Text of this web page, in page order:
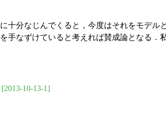
分なじんでくると，今度はそれをモデル
なずけていると考えれば賛成論となる．
[2013-10-13-1]